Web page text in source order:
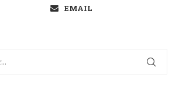
EMAIL